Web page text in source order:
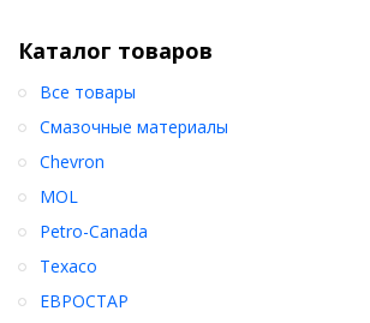
Каталог товаров
Все товары
Смазочные материалы
Chevron
MOL
Petro-Canada
Texaco
ЕВРОСТАР